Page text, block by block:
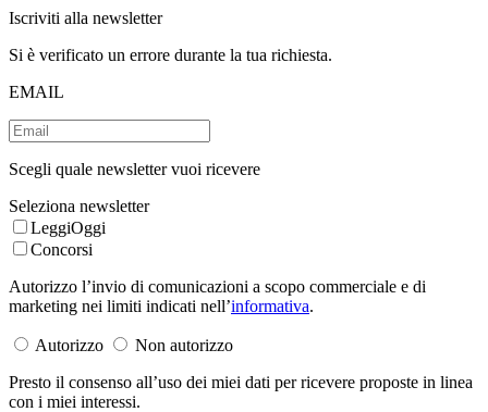
Iscriviti alla newsletter
Si è verificato un errore durante la tua richiesta.
EMAIL
Scegli quale newsletter vuoi ricevere
Seleziona newsletter
LeggiOggi
Concorsi
Autorizzo l’invio di comunicazioni a scopo commerciale e di
marketing nei limiti indicati nell’informativa.
Autorizzo
Non autorizzo
Presto il consenso all’uso dei miei dati per ricevere proposte in linea
con i miei interessi.